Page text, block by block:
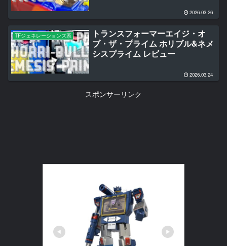
2026.03.26
TFジェネレーションズ系
トランスフォーマーエイジ・オ
ブ・ザ・プライム ホリブル&ネメ
シスプライム レビュー
2026.03.24
スポンサーリンク